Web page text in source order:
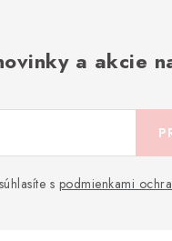
a akcie
s podmienkami